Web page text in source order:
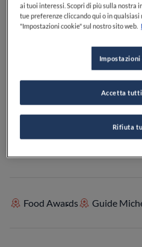
Viale Monza, 420127MilanoMIItalia
Food Awards Guide
ai tuoi interessi. Scopri di più sulla nostra
tue preferenze cliccando qui o in
"Impostazioni cookie" sul nostro sito web.
Impostazioni
Rifiuta
Accetta